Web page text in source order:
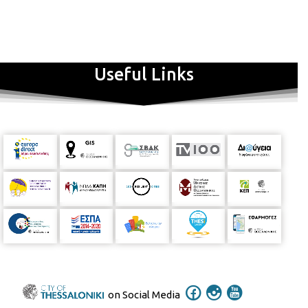
Πρόσκληση:
Useful Links
on Social Media